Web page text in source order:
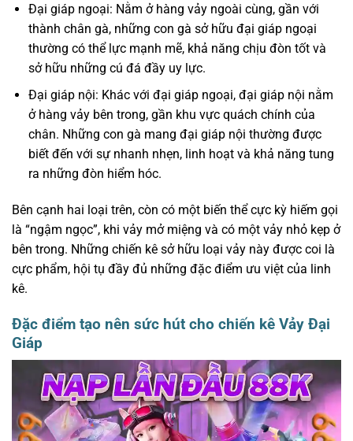
Đại giáp ngoại: Nằm ở hàng vảy ngoài cùng, gần với
thành chân gà, những con gà sở hữu đại giáp ngoại
thường có thể lực mạnh mẽ, khả năng chịu đòn tốt và
sở hữu những cú đá đầy uy lực.
Đại giáp nội: Khác với đại giáp ngoại, đại giáp nội nằm
ở hàng vảy bên trong, gần khu vực quách chính của
chân. Những con gà mang đại giáp nội thường được
biết đến với sự nhanh nhẹn, linh hoạt và khả năng tung
ra những đòn hiểm hóc.
Bên cạnh hai loại trên, còn có một biến thể cực kỳ hiếm gọi
là “ngậm ngọc”, khi vảy mở miệng và có một vảy nhỏ kẹp ở
bên trong. Những chiến kê sở hữu loại vảy này được coi là
cực phẩm, hội tụ đầy đủ những đặc điểm ưu việt của linh
kê.
Đặc điểm tạo nên sức hút cho chiến kê Vảy Đại
Giáp